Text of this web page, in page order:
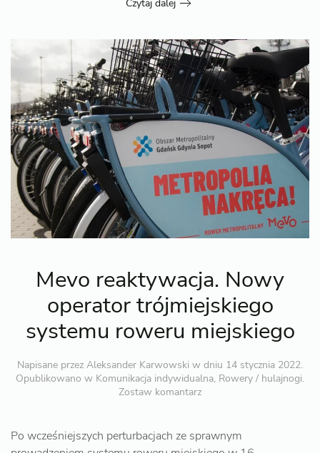
Czytaj dalej
Mevo reaktywacja. Nowy
operator trójmiejskiego
systemu roweru miejskiego
Napisane przez Aleksander Karwowski w dniu 14 stycznia 2022.
Opublikowano w Komunikacja indywidualna, Rowery / hulajnogi.
Zostaw komantarz
Po wcześniejszych perturbacjach ze sprawnym